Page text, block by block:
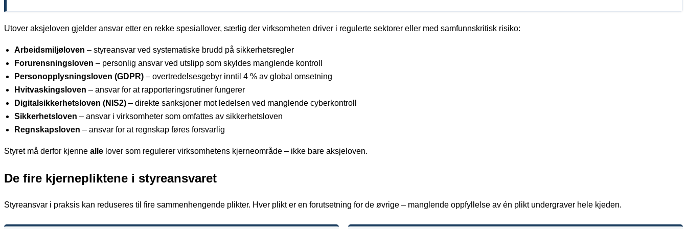
Utover aksjeloven gjelder ansvar etter en rekke spesiallover, særlig der virksomheten driver i regulerte sektorer eller med samfunnskritisk risiko:
Arbeidsmiljøloven – styreansvar ved systematiske brudd på sikkerhetsregler
Forurensningsloven – personlig ansvar ved utslipp som skyldes manglende kontroll
Personopplysningsloven (GDPR) – overtredelsesgebyr inntil 4 % av global omsetning
Hvitvaskingsloven – ansvar for at rapporteringsrutiner fungerer
Digitalsikkerhetsloven (NIS2) – direkte sanksjoner mot ledelsen ved manglende cyberkontroll
Sikkerhetsloven – ansvar i virksomheter som omfattes av sikkerhetsloven
Regnskapsloven – ansvar for at regnskap føres forsvarlig
Styret må derfor kjenne alle lover som regulerer virksomhetens kjerneområde – ikke bare aksjeloven.
De fire kjernepliktene i styreansvaret
Styreansvar i praksis kan reduseres til fire sammenhengende plikter. Hver plikt er en forutsetning for de øvrige – manglende oppfyllelse av én plikt undergraver hele kjeden.